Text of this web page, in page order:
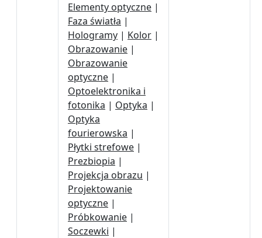
Elementy optyczne |
Faza światła |
Hologramy | Kolor |
Obrazowanie |
Obrazowanie
optyczne |
Optoelektronika i
fotonika | Optyka |
Optyka
fourierowska |
Płytki strefowe |
Prezbiopia |
Projekcja obrazu |
Projektowanie
optyczne |
Próbkowanie |
Soczewki |